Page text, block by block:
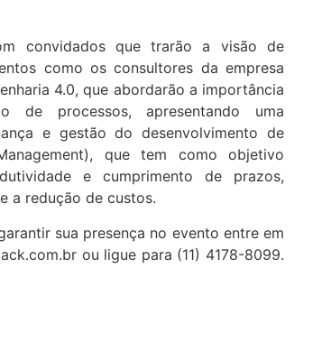
convidados que trarão a visão de
como os consultores da empresa
4.0, que abordarão a importância
de processos, apresentando uma
e gestão do desenvolvimento de
que tem como objetivo
e cumprimento de prazos,
a redução de custos.
sua presença no evento entre em
ou ligue para (11) 4178-8099.